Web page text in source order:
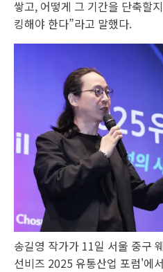
쌓고, 어떻게 그 기간을 단축할
킹해야 한다”라고 말했다.
송길영 작가가 11일 서울 중구
선비즈 2025 유통산업 포럼'에